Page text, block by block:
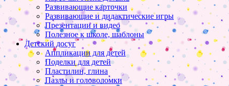
Развивающие карточки
Развивающие и дидактические игры
Презентации и видео
Полезное к школе, шаблоны
Детский досуг
Аппликации для детей
Поделки для детей
Пластилин, глина
Пазлы и головоломки